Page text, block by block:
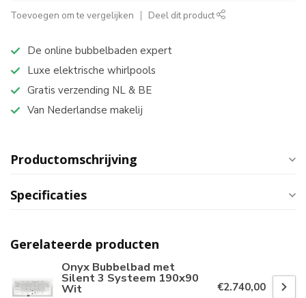
Toevoegen om te vergelijken Deel dit product
De online bubbelbaden expert
Luxe elektrische whirlpools
Gratis verzending NL & BE
Van Nederlandse makelij
Productomschrijving
Specificaties
Gerelateerde producten
Onyx Bubbelbad met
Silent 3 Systeem 190x90
Wit €2.740,00